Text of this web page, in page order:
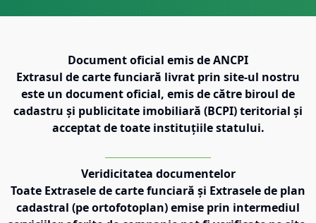
Document oficial emis de ANCPI
Extrasul de carte funciară livrat prin site-ul nostru
este un document oficial, emis de către biroul de
cadastru și publicitate imobiliară (BCPI) teritorial și
acceptat de toate instituțiile statului.
Veridicitatea documentelor
Toate Extrasele de carte funciară și Extrasele de plan
cadastral (pe ortofotoplan) emise prin intermediul